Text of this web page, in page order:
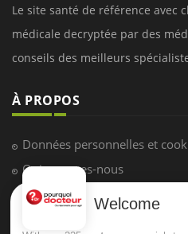
Le site santé de référence avec
médicale decryptée par des
conseils des meilleurs
À PROPOS
Données personnelles et
Qui sommes-nous
Conditions d'utilisation
Welcome